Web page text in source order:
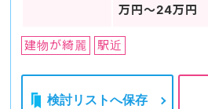
万円～24万円
建物が綺麗 駅近
検討リストへ保存